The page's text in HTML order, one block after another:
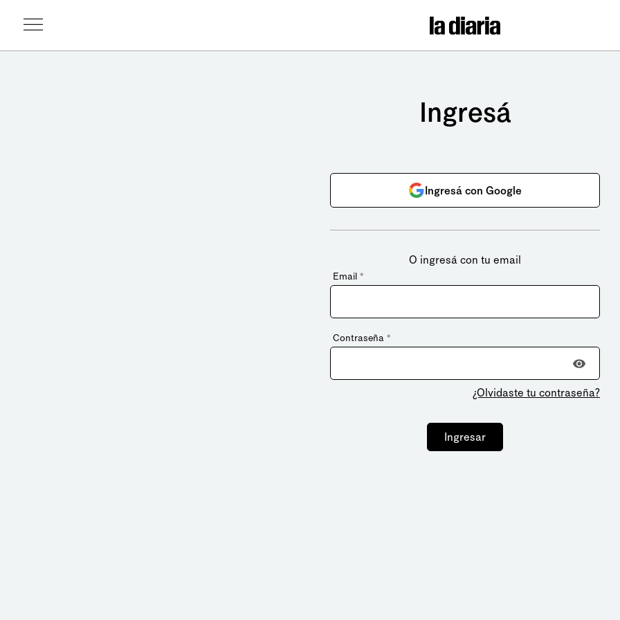
Ingresá
Ingresá con Google
O ingresá con tu email
Email *
Contraseña *
¿Olvidaste tu contraseña?
Ingresar